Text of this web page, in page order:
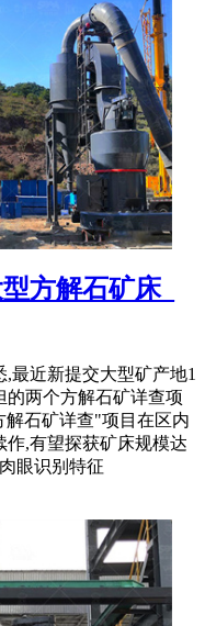
方解石矿床_
,最近新提交大型矿产地1
的两个方解石矿详查项
解石矿详查"项目在区内
作,有望探获矿床规模达
眼识别特征